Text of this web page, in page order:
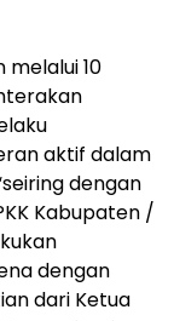
10
aktif dalam
dengan
Kabupaten /
dengan
dari Ketua